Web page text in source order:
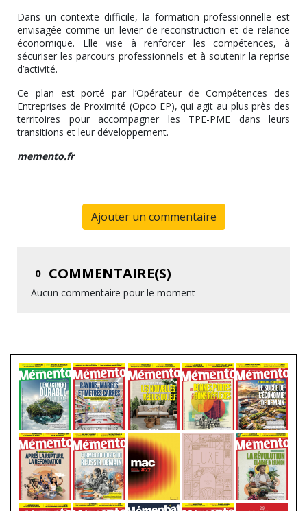
Dans un contexte difficile, la formation professionnelle est
envisagée comme un levier de reconstruction et de relance
économique. Elle vise à renforcer les compétences, à
sécuriser les parcours professionnels et à soutenir la reprise
d’activité.
Ce plan est porté par l’Opérateur de Compétences des
Entreprises de Proximité (Opco EP), qui agit au plus près des
territoires pour accompagner les TPE-PME dans leurs
transitions et leur développement.
memento.fr
Ajouter un commentaire
0 COMMENTAIRE(S)
Aucun commentaire pour le moment